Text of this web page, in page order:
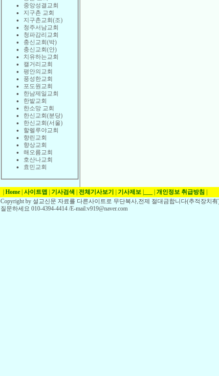
중앙성결교회
지구촌 교회
지구촌교회(조)
청주서남교회
청파감리교회
충신교회(박)
충신교회(안)
치유하는교회
캘거리교회
평안의교회
풍성한교회
포도원교회
한남제일교회
한밭교회
한소망 교회
한신교회(분당)
한신교회(서울)
할렐루야교회
향린교회
향상교회
해오름교회
호산나교회
효민교회
Home 사이트맵 기사검색 전체기사보기 기사제보 개인정보 취급방침
Copyright by 설교신문 자료를 다른사이트로 무단복사,전제 절대금합니다(추적장치
질문하세요 010-4394-4414 /E-mail:v919@naver.com